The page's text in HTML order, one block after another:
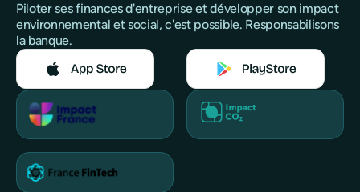
Piloter ses finances d'entreprise et développer son impact
environnemental et social, c'est possible. Responsabilisons
la banque.